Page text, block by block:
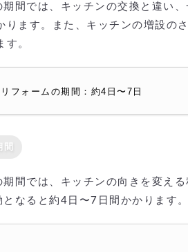
間では、キッチンの交換と違い
ります。また、キッチンの増設の
す。
フォームの期間：約4日〜7日
間
間では、キッチンの向きを変え
なると約4日〜7日間かかります。